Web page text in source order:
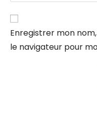
Enregistrer mon
le navigateur pour